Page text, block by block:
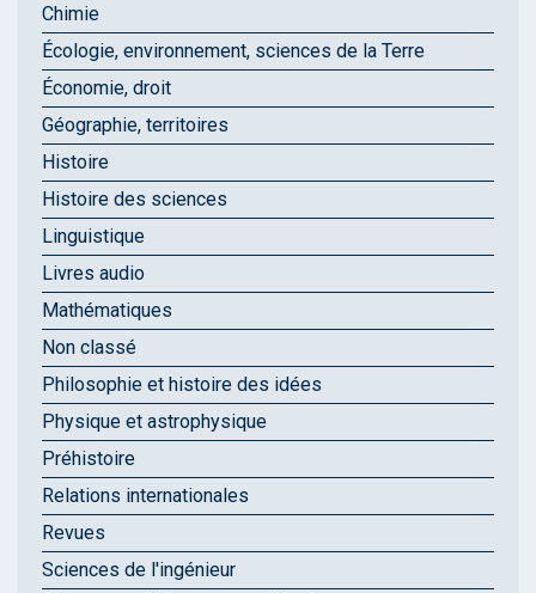
Chimie
Écologie, environnement, sciences de la Terre
Économie, droit
Géographie, territoires
Histoire
Histoire des sciences
Linguistique
Livres audio
Mathématiques
Non classé
Philosophie et histoire des idées
Physique et astrophysique
Préhistoire
Relations internationales
Revues
Sciences de l'ingénieur